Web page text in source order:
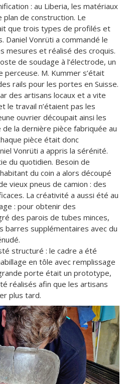
: au Liberia, les matériaux
de construction. Le
que trois types de profilés et
Daniel Vonrüti a commandé le
mesures et réalisé des croquis.
de soudage à l’électrode, un
M. Kummer s’était
rails pour les portes en Suisse.
des artisans locaux et a vite
le travail n’étaient pas les
ouvrier découpait ainsi les
la dernière pièce fabriquée au
pièce était donc
Vonrüti a appris la sérénité.
du quotidien. Besoin de
du coin a alors découpé
vieux pneus de camion : des
La créativité a aussi été au
: pour obtenir des
des parois de tubes minces,
barres supplémentaires avec du
structuré : le cadre a été
en tôle avec remplissage
porte était un prototype,
réalisés afin que les artisans
plus tard.